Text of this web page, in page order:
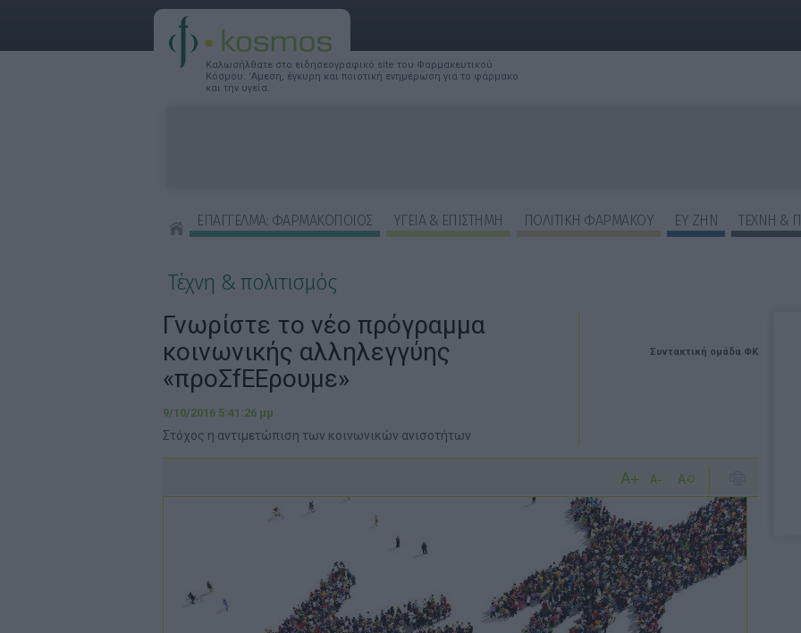
Καλωσήλθατε στο ειδησεογραφικό site του Φαρμακευτικού
Κόσμου. 'Αμεση, έγκυρη και ποιοτική ενημέρωση για το φάρμακο
και την υγεία.
ΕΠΑΓΓΕΛΜΑ: ΦΑΡΜΑΚΟΠΟΙΟΣ ΥΓΕΙΑ & ΕΠΙΣΤΗΜΗ ΠΟΛΙΤΙΚΗ ΦΑΡΜΑΚΟΥ ΕΥ ΖΗΝ
ΤΕΧΝΗ &
Τέχνη & πολιτισμός
Συντακτική ομάδα ΦΚ
Γνωρίστε το νέο πρόγραμμα
κοινωνικής αλληλεγγύης
«προΣfΕΕρουμε»
9/10/2016 5:41:26 μμ
Στόχος η αντιμετώπιση των κοινωνικών ανισοτήτων